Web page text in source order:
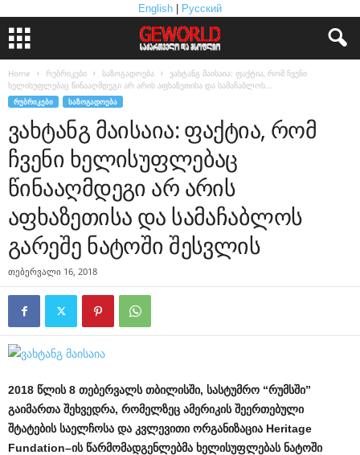
English Русский
Home რუბრიკები საზოგადოება
ვახტანგ მაისაია: ფაქტია, რომ ჩვენი
ხელისუფლებაც წინააღმდეგი არ არის აფხაზეთისა და სამაჩაბლოს...
ᲠᲣᲑᲠᲘᲙᲔᲑᲘ ᲡᲐᲖᲝᲒᲐᲓᲝᲔᲑᲐ
ვახტანგ მაისაია: ფაქტია, რომ
ჩვენი ხელისუფლებაც
წინააღმდეგი არ არის
აფხაზეთისა და სამაჩაბლოს
გარეშე ნატოში შესვლის
თებერვალი 16, 2018
2018 წლის8 თებერვალს თბილისში, სასტუმრო “რუმსში”
გაიმართა შეხვედრა, რომელზეც ამერიკის შეერთებული
შტატების საელჩოსა და კვლევითი ორგანიზაცია Heritage
Fundation–ის წარმომადგენლებმა ხელისუფლებას ნატოში